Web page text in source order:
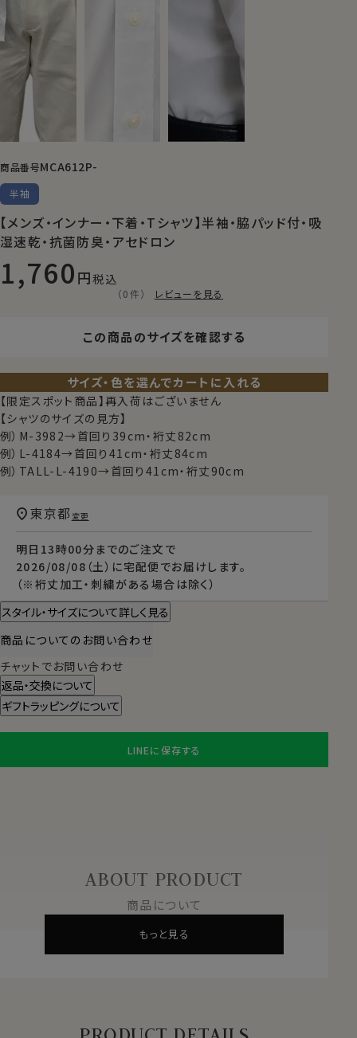
商品番号MCA612P-
半袖
【メンズ・インナー・下着・Tシャツ】半袖・脇パッド付・吸
湿速乾・抗菌防臭・アセドロン
1,760 税込
（0件） レビューを見る
この商品のサイズを確認する
サイズ・色を選んでカートに入れる
【限定スポット商品】再入荷はございません
【シャツのサイズの見方】
例）M-3982→首回り39cm・裄丈82cm
例）L-4184→首回り41cm・裄丈84cm
例）TALL-L-4190→首回り41cm・裄丈90cm
明日 13時00分 までのご注文で
2026/08/08（土） に宅配便 でお届けします。
（※裄丈加工・刺繍がある場合は除く）
東京都 変更
スタイル・サイズについて詳しく見る
商品についてのお問い合わせ
チャットでお問い合わせ
返品・交換について
ギフトラッピングについて
LINEに保存する
ABOUT PRODUCT
商品について
もっと見る